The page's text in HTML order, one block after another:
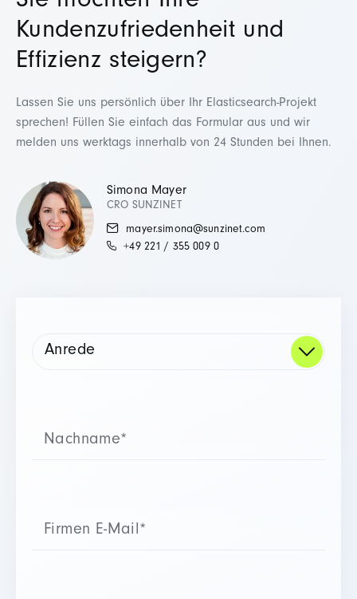
Kundenzufriedenheit und
Effizienz steigern?
Lassen Sie uns persönlich über Ihr Elasticsearch-Projekt
sprechen! Füllen Sie einfach das Formular aus und wir
melden uns werktags innerhalb von 24 Stunden bei Ihnen.
Simona Mayer
CRO SUNZINET
mayer.simona@sunzinet.com
+49 221 / 355 009 0